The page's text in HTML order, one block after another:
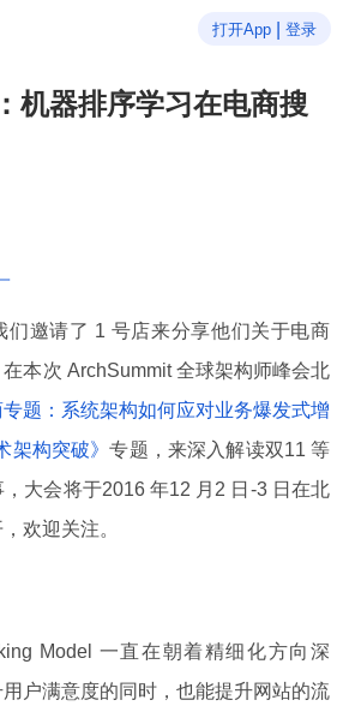
打开App 登录
机器排序学习在电商搜
们邀请了 1 号店来分享他们关于电商
本次 ArchSummit 全球架构师峰会北
专题：系统架构如何应对业务爆发式增
架构突破》专题，来深入解读双11 等
大会将于2016 年12 月2 日-3 日在北
欢迎关注。
Model 一直在朝着精细化方向深
户满意度的同时，也能提升网站的流